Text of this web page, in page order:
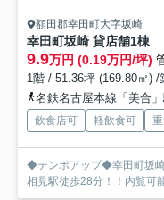
額田郡幸田町大字坂崎
幸田町坂崎 貸店舗1棟
9.9万円 (0.19万円/坪)
1階 / 51.36坪 (169.80㎡) /
名鉄名古屋本線「美合
飲食店可 軽飲食可
◆テンポアップ◆幸田町坂
相見駅徒歩28分！！内覧可